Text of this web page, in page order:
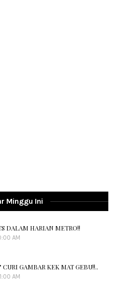
Minggu Ini
DALAM HARIAN METRO!!
AM
CURI GAMBAR KEK MAT GEBU!!..
AM